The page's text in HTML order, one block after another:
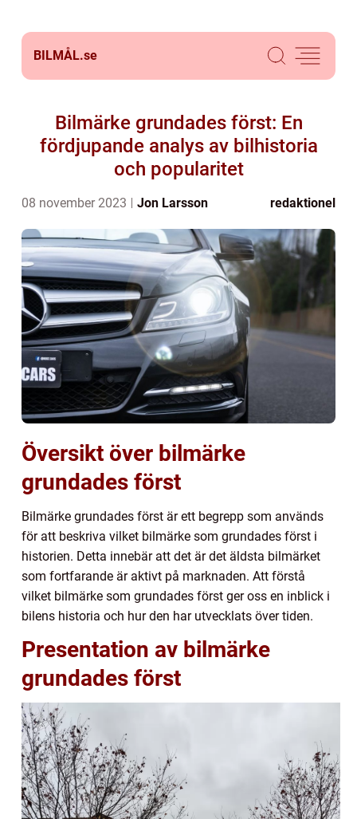
BILMÅL.se
Bilmärke grundades först: En
fördjupande analys av bilhistoria
och popularitet
08 november 2023 Jon Larsson redaktionel
Översikt över bilmärke
grundades först
Bilmärke grundades först är ett begrepp som används
för att beskriva vilket bilmärke som grundades först i
historien. Detta innebär att det är det äldsta bilmärket
som fortfarande är aktivt på marknaden. Att förstå
vilket bilmärke som grundades först ger oss en inblick i
bilens historia och hur den har utvecklats över tiden.
Presentation av bilmärke
grundades först